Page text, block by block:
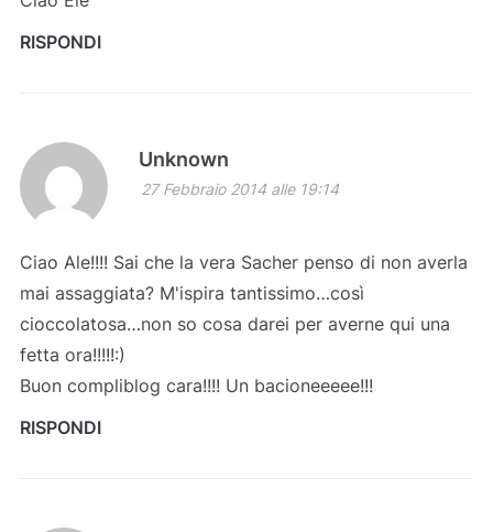
RISPONDI
Unknown
27 Febbraio 2014 alle 19:14
Ciao Ale!!!! Sai che la vera Sacher penso di non averla
mai assaggiata? M'ispira tantissimo…così
cioccolatosa…non so cosa darei per averne qui una
fetta ora!!!!!:)
Buon compliblog cara!!!! Un bacioneeeee!!!
RISPONDI